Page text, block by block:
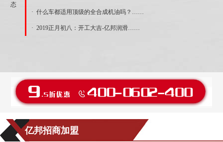
态
· 什么车都适用顶级的全合成机油吗？……
· 2019正月初八：开工大吉-亿邦润滑……
亿邦招商加盟